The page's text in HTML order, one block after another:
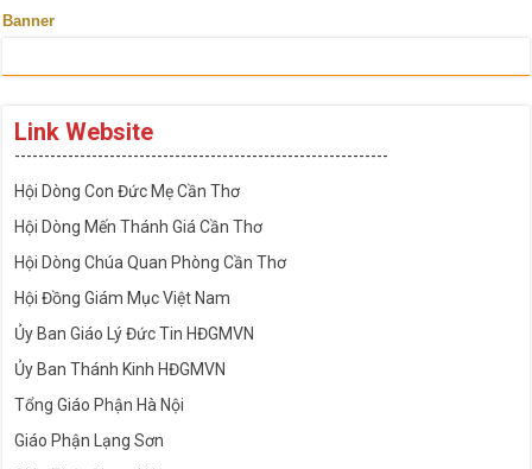
Banner
Link Website
---------------------------------------------------------------
Hội Dòng Con Đức Mẹ Cần Thơ
Hội Dòng Mến Thánh Giá Cần Thơ
Hội Dòng Chúa Quan Phòng Cần Thơ
Hội Đồng Giám Mục Việt Nam
Ủy Ban Giáo Lý Đức Tin HĐGMVN
Ủy Ban Thánh Kinh HĐGMVN
Tổng Giáo Phận Hà Nội
Giáo Phận Lạng Sơn